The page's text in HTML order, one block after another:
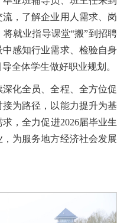
，了解企业用人需求、岗
就业指导课堂“搬”到招聘
感知行业需求、检验自身
全体学生做好职业规划。
化全员、全程、全方位促
为路径，以能力提升为基
，全力促进2026届毕业生
为服务地方经济社会发展